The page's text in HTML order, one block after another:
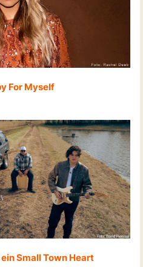
For Myself
Small Town Heart